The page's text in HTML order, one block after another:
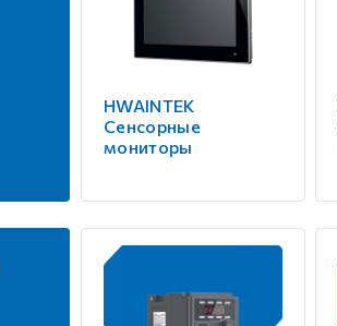
HWAINTEK
Сенсорные
мониторы